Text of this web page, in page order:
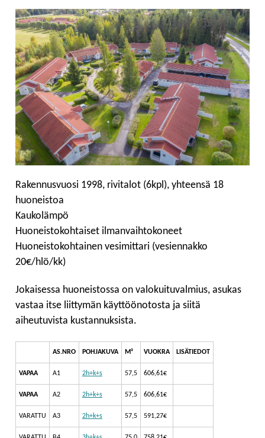
Rakennusvuosi 1998, rivitalot (6kpl), yhteensä 18
huoneistoa
Kaukolämpö
Huoneistokohtaiset ilmanvaihtokoneet
Huoneistokohtainen vesimittari (vesiennakko
20€/hlö/kk)
Jokaisessa huoneistossa on valokuituvalmius, asukas
vastaa itse liittymän käyttöönotosta ja siitä
aiheutuvista kustannuksista.
AS.NRO POHJAKUVA M² VUOKRA LISÄTIEDOT
VAPAA A1 2h+k+s 57,5 606,61€
VAPAA A2 2h+k+s 57,5 606,61€
VARATTU A3 2h+k+s 57,5 591,27€